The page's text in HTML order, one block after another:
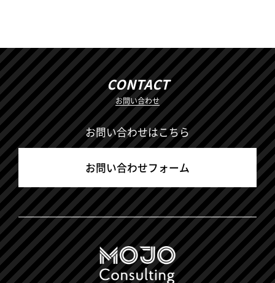
CONTACT
お問い合わせ
お問い合わせはこちら
お問い合わせフォーム